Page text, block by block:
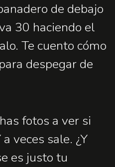
de debajo
30 haciendo el
Te cuento cómo
despegar de
fotos a ver si
veces sale. ¿Y
es justo tu